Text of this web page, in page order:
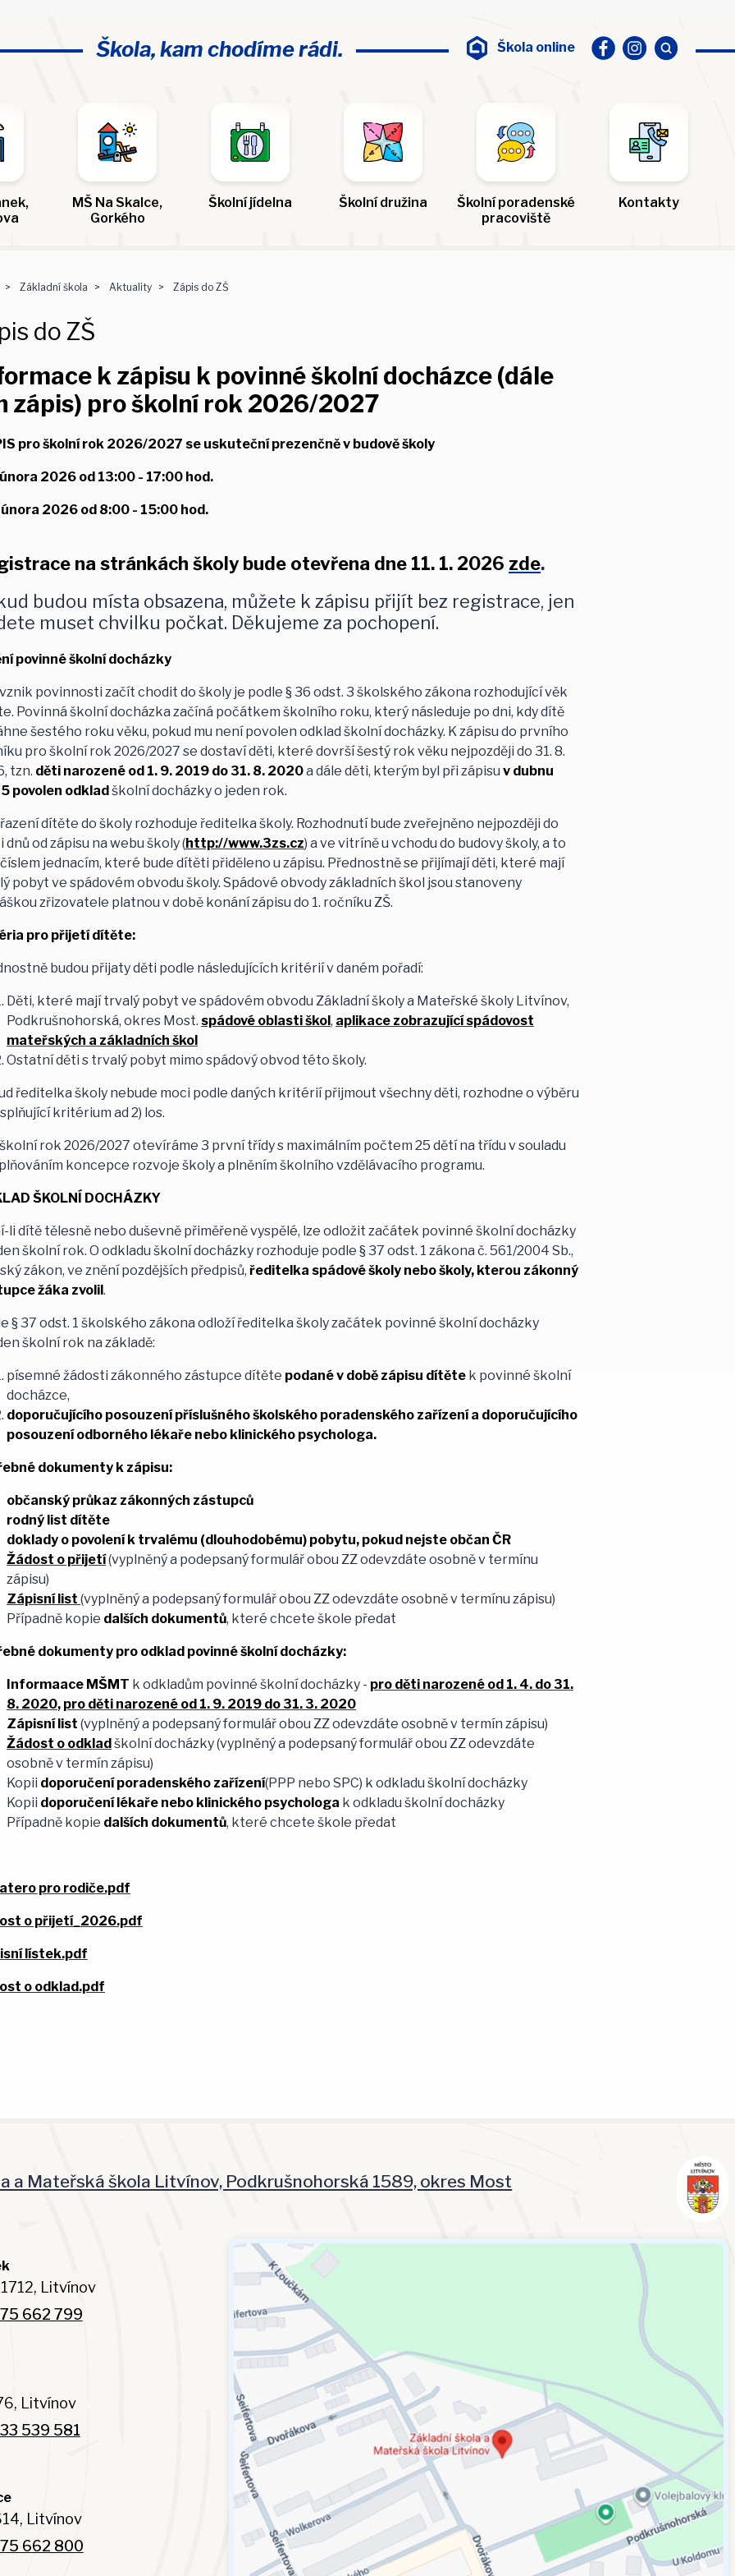
Škola, kam chodíme rádi. Škola online
MŠ Na Skalce,
Gorkého
Školní jídelna Školní družina
Školní poradenské
pracoviště
Kontakty
Základní škola Aktuality Zápis do ZŠ
do ZŠ
k zápisu k povinné školní docházce (dále
zápis) pro školní rok 2026/2027
pro školní rok 2026/2027 se uskuteční prezenčně v budově školy
2026 od 13:00 - 17:00 hod.
2026 od 8:00 - 15:00 hod.
na stránkách školy bude otevřena dne 11. 1. 2026 zde.
budou místa obsazena, můžete k zápisu přijít bez registrace, jen
muset chvilku počkat. Děkujeme za pochopení.
povinné školní docházky
povinnosti začít chodit do školy je podle § 36 odst. 3 školského zákona rozhodující věk
Povinná školní docházka začíná počátkem školního roku, který následuje po dni, kdy dítě
šestého roku věku, pokud mu není povolen odklad školní docházky. K zápisu do prvního
pro školní rok 2026/2027 se dostaví děti, které dovrší šestý rok věku nejpozději do 31. 8.
tzn. děti narozené od 1. 9. 2019 do 31. 8. 2020a dále děti, kterým byl při zápisu v dubnu
povolen odkladškolní docházky o jeden rok.
dítěte do školy rozhoduje ředitelka školy. Rozhodnutí bude zveřejněno nejpozději do
dnů od zápisu na webu školy (http://www.3zs.cz) a ve vitríně u vchodu do budovy školy, a to
jednacím, které bude dítěti přiděleno u zápisu. Přednostně se přijímají děti, které mají
pobyt ve spádovém obvodu školy. Spádové obvody základních škol jsou stanoveny
zřizovatele platnou v době konání zápisu do 1. ročníku ZŠ.
pro přijetí dítěte:
budou přijaty děti podle následujících kritérií v daném pořadí:
Děti, které mají trvalý pobyt ve spádovém obvodu Základní školy a Mateřské školy Litvínov,
Podkrušnohorská, okres Most. spádové oblasti škol, aplikace zobrazující spádovost
mateřských a základních škol
Ostatní děti s trvalý pobyt mimo spádový obvod této školy.
ředitelka školy nebude moci podle daných kritérií přijmout všechny děti, rozhodne o výběru
splňující kritérium ad 2) los.
rok 2026/2027 otevíráme 3 první třídy s maximálním počtem 25 dětí na třídu v souladu
koncepce rozvoje školy a plněním školního vzdělávacího programu.
ŠKOLNÍ DOCHÁZKY
li dítě tělesně nebo duševně přiměřeně vyspělé, lze odložit začátek povinné školní docházky
školní rok. O odkladu školní docházky rozhoduje podle § 37 odst. 1 zákona č. 561/2004 Sb.,
zákon, ve znění pozdějších předpisů, ředitelka spádové školy nebo školy, kterou zákonný
žáka zvolil.
§ 37 odst. 1 školského zákona odloží ředitelka školy začátek povinné školní docházky
školní rok na základě:
písemné žádosti zákonného zástupce dítěte podané v době zápisu dítěte k povinné školní
docházce,
doporučujícího posouzení příslušného školského poradenského zařízení a doporučujícího
posouzení odborného lékaře nebo klinického psychologa.
dokumenty k zápisu:
občanský průkaz zákonných zástupců
rodný list dítěte
doklady o povolení k trvalému (dlouhodobému) pobytu, pokud nejste občan ČR
Žádost o přijetí(vyplněný a podepsaný formulář obou ZZ odevzdáte osobně v termínu
zápisu)
Zápisní list (vyplněný a podepsaný formulář obou ZZ odevzdáte osobně v termínu zápisu)
Případně kopie dalších dokumentů, které chcete škole předat
dokumenty pro odklad povinné školní docházky:
Informaace MŠMT k odkladům povinné školní docházky - pro děti narozené od 1. 4. do 31.
8. 2020, pro děti narozené od 1. 9. 2019 do 31. 3. 2020
Zápisní list (vyplněný a podepsaný formulář obou ZZ odevzdáte osobně v termín zápisu)
Žádost o odkladškolní docházky (vyplněný a podepsaný formulář obou ZZ odevzdáte
osobně v termín zápisu)
Kopii doporučení poradenského zařízení(PPP nebo SPC) k odkladu školní docházky
Kopii doporučení lékaře nebo klinického psychologa k odkladu školní docházky
Případně kopie dalších dokumentů, které chcete škole předat
pro rodiče.pdf
o přijetí_2026.pdf
lístek.pdf
o odklad.pdf
a Mateřská škola Litvínov, Podkrušnohorská 1589, okres Most
Litvínov
662 799
Litvínov
539 581
Litvínov
662 800